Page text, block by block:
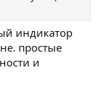
индикатор
простые
и